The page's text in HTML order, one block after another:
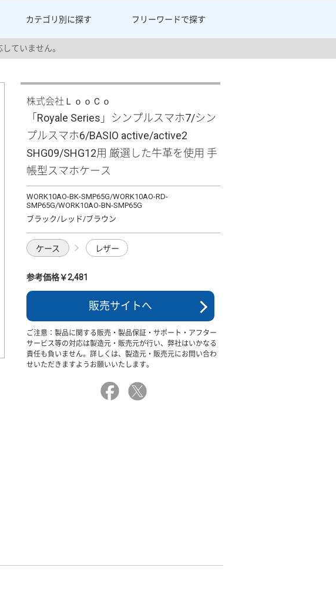
カテゴリ別に探す フリーワードで探す
ていません。
株式会社ＬｏｏＣｏ
「Royale Series」シンプルスマホ7/シン
プルスマホ6/BASIO active/active2
SHG09/SHG12用 厳選した牛革を使用 手
帳型スマホケース
WORK10AO-BK-SMP65G/WORK10AO-RD-
SMP65G/WORK10AO-BN-SMP65G
ブラック/レッド/ブラウン
ケース レザー
参考価格￥2,481
販売サイトへ
ご注意：製品に関する販売・製品保証・サポート・アフター
サービス等の対応は製造元・販売元が行い、弊社はいかなる
責任も負いません。詳しくは、製造元・販売元にお問い合わ
せいただきますようお願いいたします。